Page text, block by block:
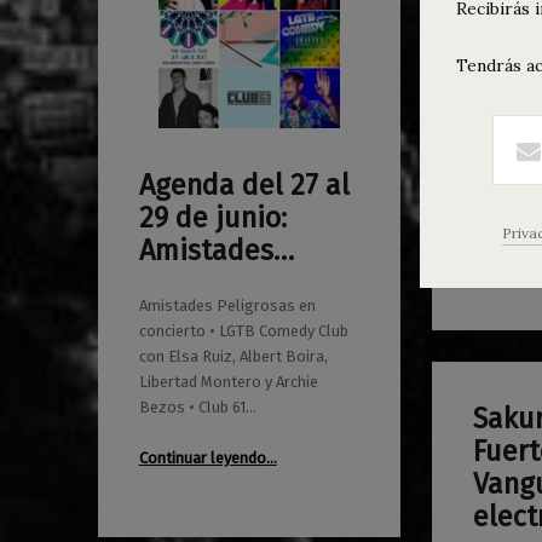
Agenda del 27 al
29 de junio:
Amistades…
Amistades Peligrosas en
concierto • LGTB Comedy Club
con Elsa Ruiz, Albert Boira,
Libertad Montero y Archie
Bezos • Club 61…
Continuar leyendo“Agenda del 27 al 29 de junio: Amistades…”
…
24/06/2019
0
Maravillas
en
22/01/2019
0
Maravillas
10/07/2018
0
Maravillas
Recibirás
Tendrás